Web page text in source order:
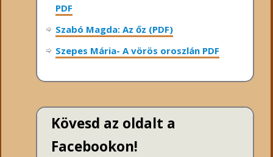
PDF
Szabó Magda: Az őz (PDF)
Szepes Mária- A vörös oroszlán PDF
Kövesd az oldalt a
Facebookon!